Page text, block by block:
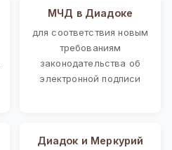
МЧД в Диадоке
для соответствия новым
требованиям
законодательства об
электронной подписи
Диадок и Меркурий